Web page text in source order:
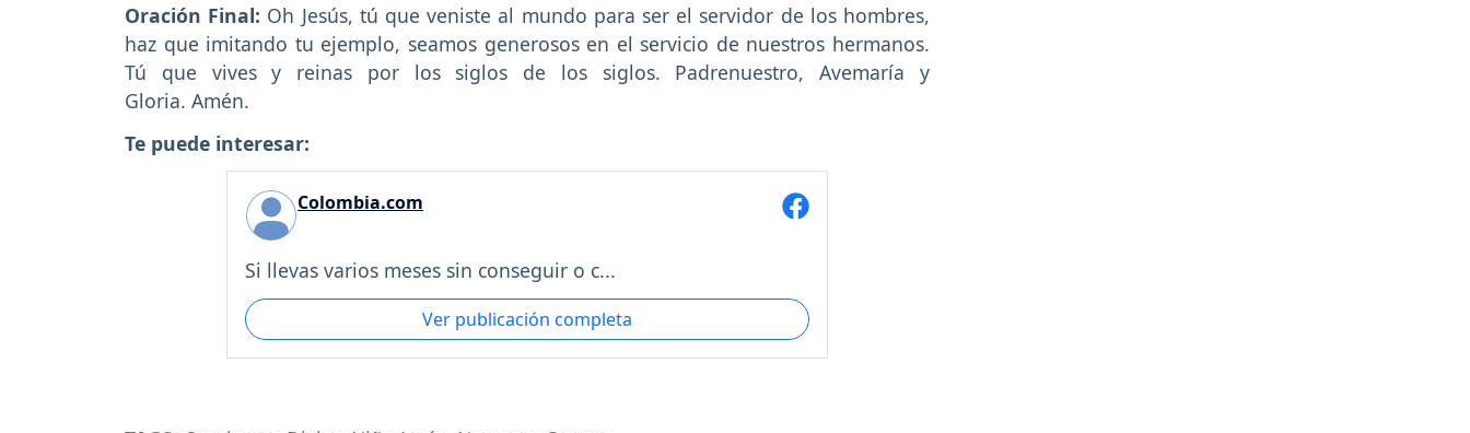
Oración Final: Oh Jesús, tú que veniste al mundo para ser el servidor de los hombres,
haz que imitando tu ejemplo, seamos generosos en el servicio de nuestros hermanos.
Tú que vives y reinas por los siglos de los siglos. Padrenuestro, Avemaría y
Gloria. Amén.
Te puede interesar:
Colombia.com
Si llevas varios meses sin conseguir o c...
Ver publicación completa